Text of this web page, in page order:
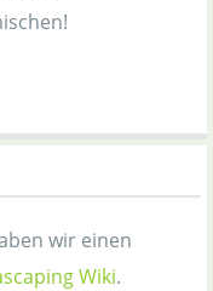
wir einen
Wiki.